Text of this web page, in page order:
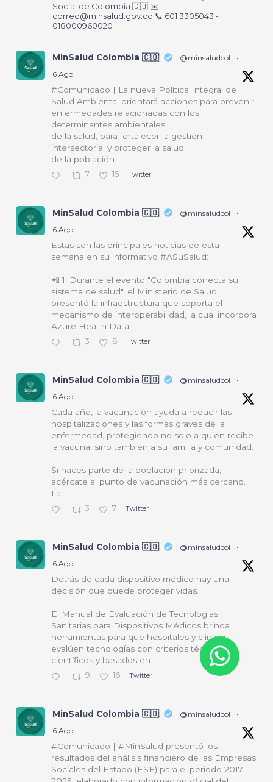
Social de Colombia 🇨🇴 ✉️
correo@minsalud.gov.co 📞 601 3305043 -
018000960020
MinSalud Colombia 🇨🇴 @minsaludcol
·
6 Ago
#Comunicado | La nueva Política Integral de
Salud Ambiental orientará acciones para prevenir
enfermedades relacionadas con los
determinantes ambientales
de la salud, para fortalecer la gestión
intersectorial y proteger la salud
de la población.
7 15 Twitter
MinSalud Colombia 🇨🇴 @minsaludcol
·
6 Ago
Estas son las principales noticias de esta
semana en su informativo #ASuSalud:
📲 1. Durante el evento "Colombia conecta su
sistema de salud", el Ministerio de Salud
presentó la infraestructura que soporta el
mecanismo de interoperabilidad, la cual incorpora
Azure Health Data
3 8 Twitter
MinSalud Colombia 🇨🇴 @minsaludcol
·
6 Ago
Cada año, la vacunación ayuda a reducir las
hospitalizaciones y las formas graves de la
enfermedad, protegiendo no solo a quien recibe
la vacuna, sino también a su familia y comunidad.
Si haces parte de la población priorizada,
acércate al punto de vacunación más cercano.
La
3 7 Twitter
MinSalud Colombia 🇨🇴 @minsaludcol
·
6 Ago
Detrás de cada dispositivo médico hay una
decisión que puede proteger vidas.
El Manual de Evaluación de Tecnologías
Sanitarias para Dispositivos Médicos brinda
herramientas para que hospitales y clínicas
evalúen tecnologías con criterios técnicos,
científicos y basados en
9 16 Twitter
MinSalud Colombia 🇨🇴 @minsaludcol
·
6 Ago
#Comunicado | #MinSalud presentó los
resultados del análisis financiero de las Empresas
Sociales del Estado (ESE) para el periodo 2017-